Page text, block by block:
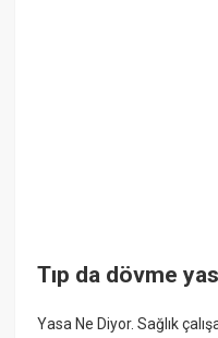
Tıp da dövme
Yasa Ne Diyor. Sağlık